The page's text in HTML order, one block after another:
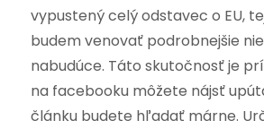
vypustený celý odstavec o EU,
budem venovať podrobnejšie
nabudúce. Táto skutočnosť je
na facebooku môžete nájsť
článku budete hľadať márne.